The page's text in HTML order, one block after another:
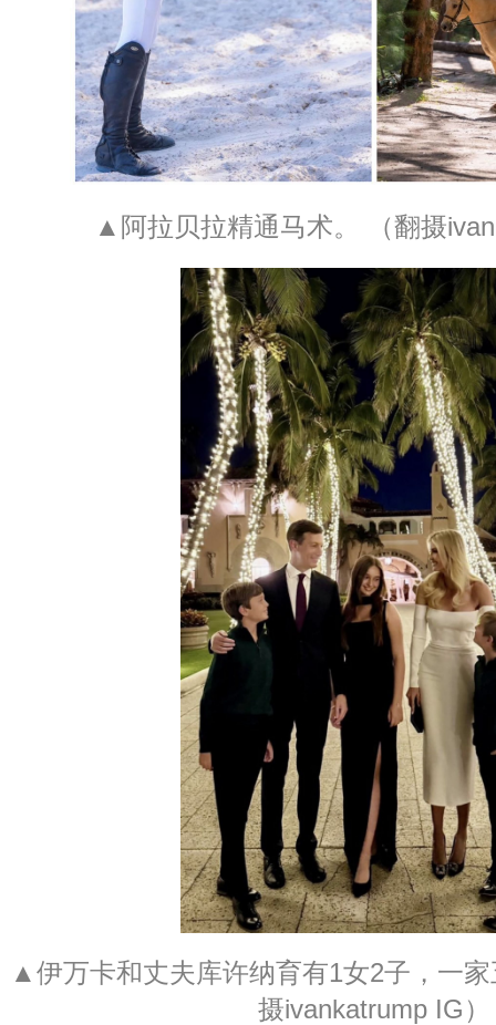
▲阿拉贝拉精通马术。 （翻摄
▲伊万卡和丈夫库许纳育有1女2子，一
摄ivankatrump IG）